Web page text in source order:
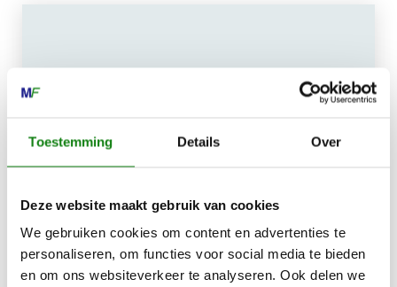
Toestemming Details Over
Deze website maakt gebruik van cookies
We gebruiken cookies om content en advertenties te
personaliseren, om functies voor social media te bieden
en om ons websiteverkeer te analyseren. Ook delen we
info@mechanisatiefraneker.nl
Bij storing:06-83139573